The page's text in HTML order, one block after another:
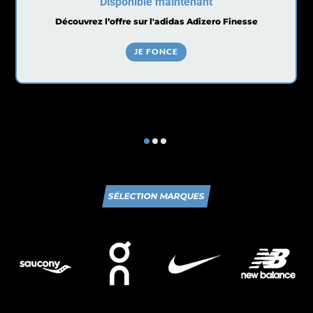
Découvrez l’offre sur l'adidas Adizero Finesse
JE FONCE
SÉLECTION MARQUES